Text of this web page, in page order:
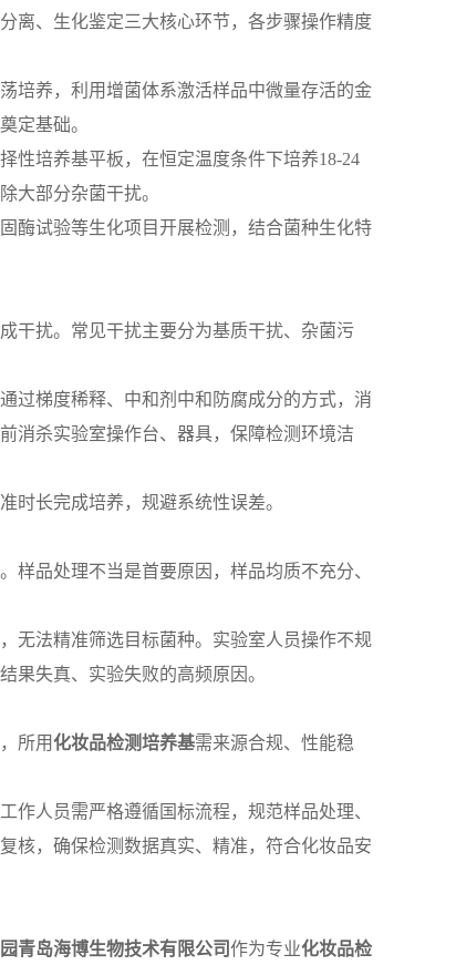
离、生化鉴定三大核心环节，各步骤操作精度
培养，利用增菌体系激活样品中微量存活的金
定基础。
性培养基平板，在恒定温度条件下培养18-24
大部分杂菌干扰。
酶试验等生化项目开展检测，结合菌种生化特
干扰。常见干扰主要分为基质干扰、杂菌污
过梯度稀释、中和剂中和防腐成分的方式，消
消杀实验室操作台、器具，保障检测环境洁
时长完成培养，规避系统性误差。
样品处理不当是首要原因，样品均质不充分、
无法精准筛选目标菌种。实验室人员操作不规
果失真、实验失败的高频原因。
所用化妆品检测培养基需来源合规、性能稳
作人员需严格遵循国标流程，规范样品处理、
核，确保检测数据真实、精准，符合化妆品安
青岛海博生物技术有限公司作为专业化妆品检